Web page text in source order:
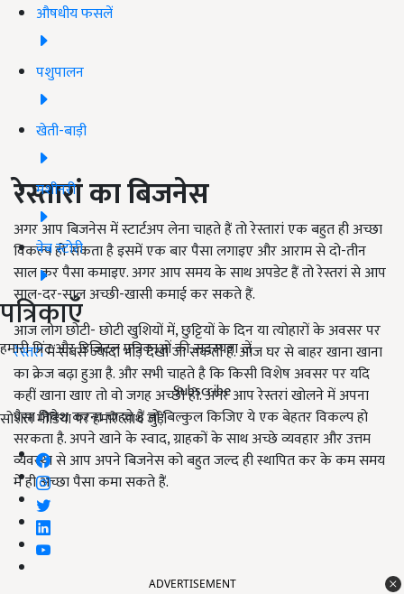
औषधीय फसलें
पशुपालन
खेती-बाड़ी
मशीनरी
वेब स्टोरी
पत्रिकाएँ
हमारी प्रिंट और डिजिटल पत्रिकाओं की सदस्यता लें
Subscribe
सोशल मीडिया पर हमारे साथ जुड़ें:
रेस्तारां का बिजनेस
अगर आप बिजनेस में स्टार्टअप लेना चाहते हैं तो रेस्तारां एक बहुत ही अच्छा
विकल्प हो सकता है इसमें एक बार पैसा लगाइए और आराम से दो-तीन
साल कर पैसा कमाइए. अगर आप समय के साथ अपडेट हैं तो रेस्तरां से आप
साल-दर-साल अच्छी-खासी कमाई कर सकते हैं.
आज लोग छोटी- छोटी खुशियों में, छुट्टियों के दिन या त्योहारों के अवसर पर
रेस्तरांमें सबसे ज्यादा भीड़ देखी जा सकती है. आज घर से बाहर खाना खाना
का क्रेज बढ़ा हुआ है. और सभी चाहते है कि किसी विशेष अवसर पर यदि
कहीं खाना खाए तो वो जगह अच्छी हो. अगर आप रेस्तरां खोलने में अपना
पैसा निवेश करना चाहते हैं तो बिल्कुल किजिए ये एक बेहतर विकल्प हो
सरकता है. अपने खाने के स्वाद, ग्राहकों के साथ अच्छे व्यवहार और उत्तम
व्यवस्था से आप अपने बिजनेस को बहुत जल्द ही स्थापित कर के कम समय
में ही अच्छा पैसा कमा सकते हैं.
ADVERTISEMENT